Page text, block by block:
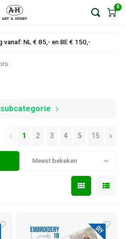
0
NL € 85,- en BE € 150,-
Meest bekeken
1 2 3 4 5 15